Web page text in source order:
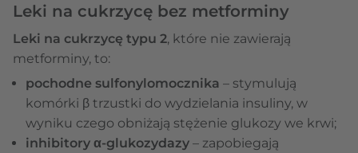
Leki na cukrzycę bez metforminy
Leki na cukrzycę typu 2, które nie zawierają
metforminy, to:
pochodne sulfonylomocznika – stymulują
komórki β trzustki do wydzielania insuliny, w
wyniku czego obniżają stężenie glukozy we krwi;
inhibitory α-glukozydazy – zapobiegają